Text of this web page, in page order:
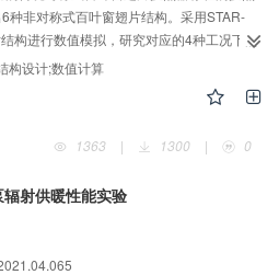
种非对称式百叶窗翅片结构。采用STAR-
构进行数值模拟，研究对应的4种工况下的
性，并计算得出各个翅片的传热因子j和阻
新型非对称式百叶窗翅片B3组的换热量稍有
气流进口速度为4.5 m/s时，阻力因子f减小
，在整个翅片上不存在换热明显集中的部
表明，实验结果和仿真结果的误差集中在
构设计;数值计算
1363
| 1300 | 0
射供暖性能实验